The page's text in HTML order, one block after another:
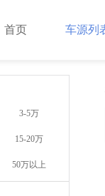
首页 车源列
3-5万
15-20万
50万以上